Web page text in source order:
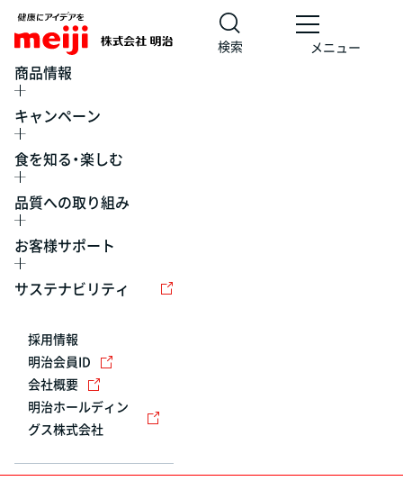
検索 メニュー
商品情報
キャンペーン
食を知る・楽しむ
品質への取り組み
お客様サポート
サステナビリティ
採用情報
明治会員ID
会社概要
明治ホールディン
グス株式会社